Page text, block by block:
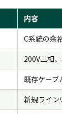
内容
C系統の余
200V三相
既存ケーブ
新規ライン